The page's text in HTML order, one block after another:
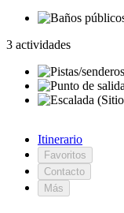
3 actividades
Itinerario
Favoritos
Contacto
Más